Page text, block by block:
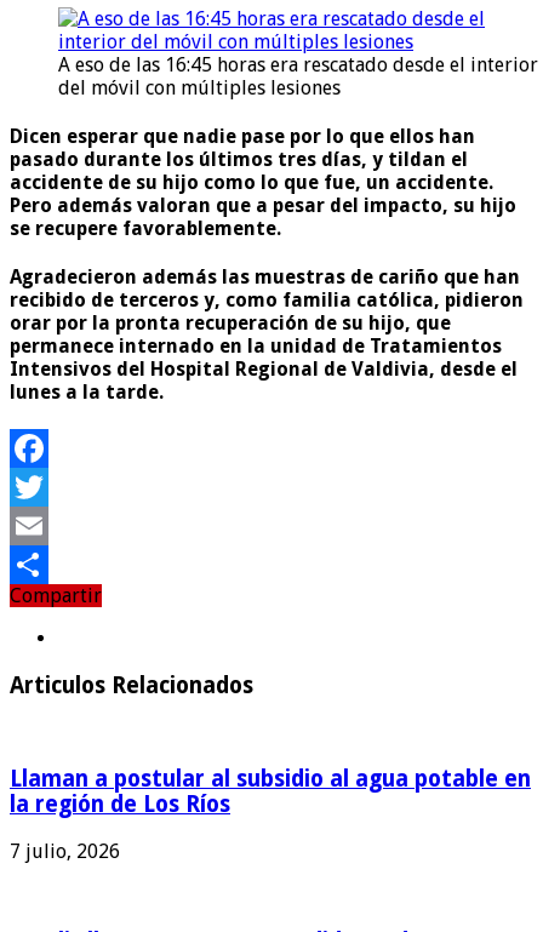
A eso de las 16:45 horas era rescatado desde el interior
del móvil con múltiples lesiones
Dicen esperar que nadie pase por lo que ellos han
pasado durante los últimos tres días, y tildan el
accidente de su hijo como lo que fue, un accidente.
Pero además valoran que a pesar del impacto, su hijo
se recupere favorablemente.
Agradecieron además las muestras de cariño que han
recibido de terceros y, como familia católica, pidieron
orar por la pronta recuperación de su hijo, que
permanece internado en la unidad de Tratamientos
Intensivos del Hospital Regional de Valdivia, desde el
lunes a la tarde.
Facebook
Twitter
Email
Compartir
Compartir
Articulos Relacionados
Llaman a postular al subsidio al agua potable en
la región de Los Ríos
7 julio, 2026